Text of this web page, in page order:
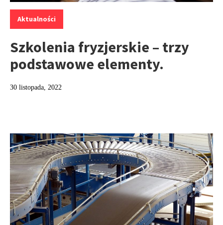
Kategorie:
Aktualności
Szkolenia fryzjerskie – trzy
podstawowe elementy.
30 listopada, 2022